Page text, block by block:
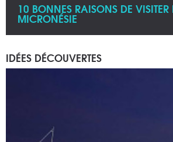
10 BONNES RAISONS DE VISITER
MICRONÉSIE
IDÉES DÉCOUVERTES